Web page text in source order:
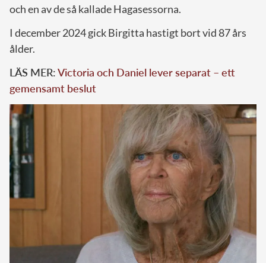
och en av de så kallade Hagasessorna.
I december 2024 gick Birgitta hastigt bort vid 87 års
ålder.
LÄS MER:Victoria och Daniel lever separat – ett
gemensamt beslut